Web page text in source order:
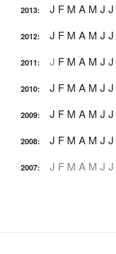
2013: J F M A M J J
2012: J F M A M J J
2011: J F M A M J J
2010: J F M A M J J
2009: J F M A M J J
2008: J F M A M J J
2007: J F M A M J J